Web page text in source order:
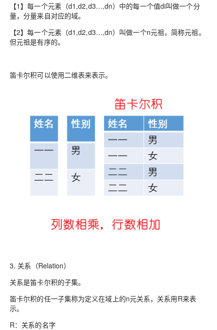
【1】每一个元素（d1,d2,d3…,dn）中的每一个值di叫做一个分
量，分量来自对应的域。
【2】每一个元素（d1,d2,d3…,dn）叫做一个n元祖，简称元祖。
但元祖是有序的。
笛卡尔积可以使用二维表来表示。
3. 关系（Relation）
关系是笛卡尔积的子集。
笛卡尔积的任一子集称为定义在域上的n元关系，关系用R来表
示。
R：关系的名字